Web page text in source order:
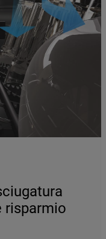
risparmio
di chiudere
“X” in alto
diversi dai
acconsenti
e alla
parti
sezione
in modo